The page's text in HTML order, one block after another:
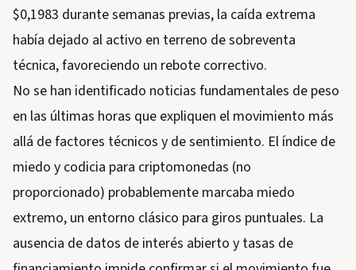
$0,1983 durante semanas previas, la caída extrema
había dejado al activo en terreno de sobreventa
técnica, favoreciendo un rebote correctivo.
No se han identificado noticias fundamentales de peso
en las últimas horas que expliquen el movimiento más
allá de factores técnicos y de sentimiento. El índice de
miedo y codicia para criptomonedas (no
proporcionado) probablemente marcaba miedo
extremo, un entorno clásico para giros puntuales. La
ausencia de datos de interés abierto y tasas de